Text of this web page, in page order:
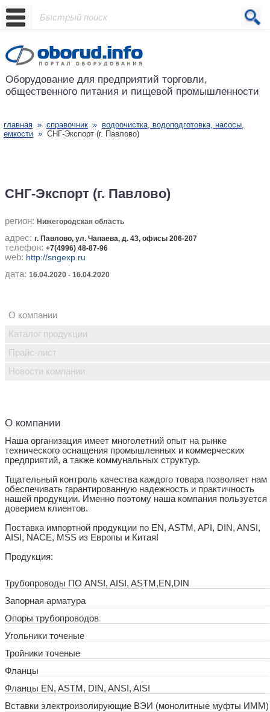
Проект основан в 2001 году
Оборудование для предприятий торговли,
общественного питания и пищевой промышленности
главная » справочник » водоочистка, водоподготовка, насосы,
емкости » СНГ-Экспорт (г. Павлово)
СНГ-Экспорт (г. Павлово)
регион: Нижегородская область
адрес: г. Павлово, ул. Чапаева, д. 43, офисы 206-207
телефон: +7(4996) 48-87-96
web: http://sngexp.ru
дата: 16.04.2020 - 16.04.2020
О компании
О компании
Наша организация имеет многолетний опыт на рынке
технического оснащения промышленных и коммерческих
предприятий, а также коммунальных структур.
Тщательный контроль качества каждого товара позволяет нам
обеспечивать гарантированную надежность и практичность
нашей продукции. Именно поэтому наша компания пользуется
доверием клиентов.
Поставка импортной продукции по EN, ASTM, API, DIN, ANSI,
AISI, NACE, MSS из Европы и Китая!
Продукция:
Трубопроводы ПО ANSI, AISI, ASTM,EN,DIN
Запорная арматура
Опоры трубопроводов
Угольники точеные
Тройники точеные
Фланцы
Фланцы EN, ASTM, DIN, ANSI, AISI
Вставки электроизолирующие ВЭИ (монолитные муфты ИММ)
Каталог продукции
Прайс-лист
Новости компании